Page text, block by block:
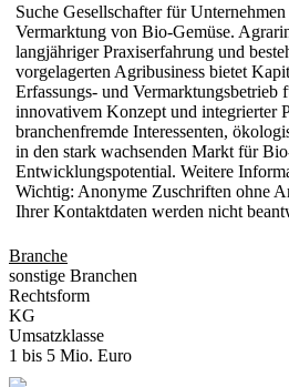
Suche Gesellschafter für
Vermarktung von Bio-Gemüse.
langjähriger Praxiserfahrung und
vorgelagerten Agribusiness bietet
Erfassungs- und Vermarktungsbetrieb
innovativem Konzept und integrierter
branchenfremde Interessenten,
in den stark wachsenden Markt für
Entwicklungspotential. Weitere
Wichtig: Anonyme Zuschriften ohne
Ihrer Kontaktdaten werden nicht
Branche
sonstige Branchen
Rechtsform
KG
Umsatzklasse
1 bis 5 Mio. Euro